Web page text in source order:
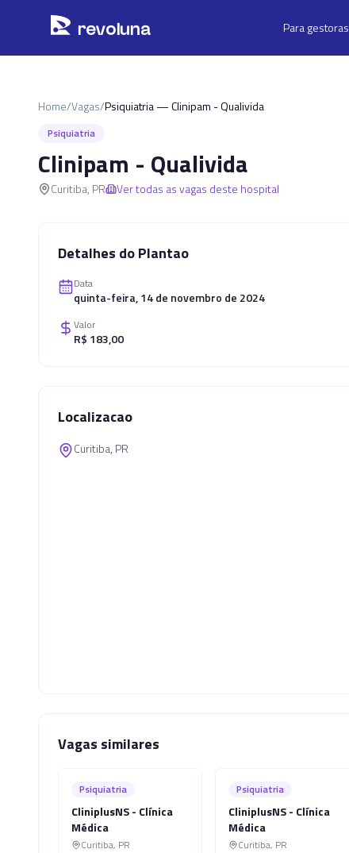
revoluna Para gestoras
Home/Vagas/Psiquiatria — Clinipam - Qualivida
Psiquiatria
Clinipam - Qualivida
Curitiba, PR Ver todas as vagas deste hospital
Detalhes do Plantao
Data
quinta-feira, 14 de novembro de 2024
Valor
R$ 183,00
Localizacao
Curitiba, PR
Vagas similares
Psiquiatria
CliniplusNS - Clínica
Médica
Curitiba, PR
Psiquiatria
CliniplusNS - Clínica
Médica
Curitiba, PR